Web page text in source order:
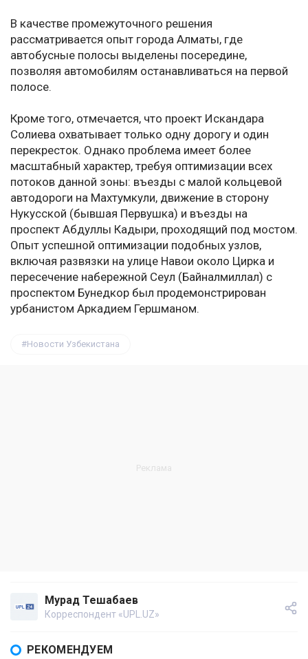
В качестве промежуточного решения
рассматривается опыт города Алматы, где
автобусные полосы выделены посередине,
позволяя автомобилям останавливаться на первой
полосе.
Кроме того, отмечается, что проект Искандара
Солиева охватывает только одну дорогу и один
перекресток. Однако проблема имеет более
масштабный характер, требуя оптимизации всех
потоков данной зоны: въезды с малой кольцевой
автодороги на Махтумкули, движение в сторону
Нукусской (бывшая Первушка) и въезды на
проспект Абдуллы Кадыри, проходящий под мостом.
Опыт успешной оптимизации подобных узлов,
включая развязки на улице Навои около Цирка и
пересечение набережной Сеул (Байналмиллал) с
проспектом Бунедкор был продемонстрирован
урбанистом Аркадием Гершманом.
Новости Узбекистана
Мурад Тешабаев
Корреспондент «UPL.UZ»
РЕКОМЕНДУЕМ